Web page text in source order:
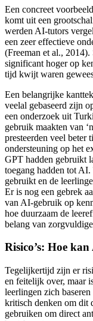
Een concreet
komt uit een
werden AI-tutors
een zeer effectieve
(Freeman et al.,
significant hoger op
tijd kwijt waren
Een belangrijke
veelal gebaseerd zijn
een onderzoek uit
gebruik maakten van
presteerden veel beter
ondersteuning op het
GPT hadden gebruikt
toegang hadden tot
gebruikt en de
Er is nog een gebrek
van AI-gebruik op
hoe duurzaam de
belang van
Risico’s: Hoe
Tegelijkertijd zijn er
en feitelijk over, maar
leerlingen zich
kritisch denken om dit
gebruiken om direct